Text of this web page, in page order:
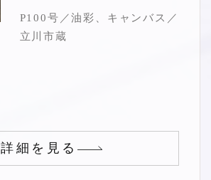
P100号／油彩、キャンバス／
立川市蔵
詳細を見る